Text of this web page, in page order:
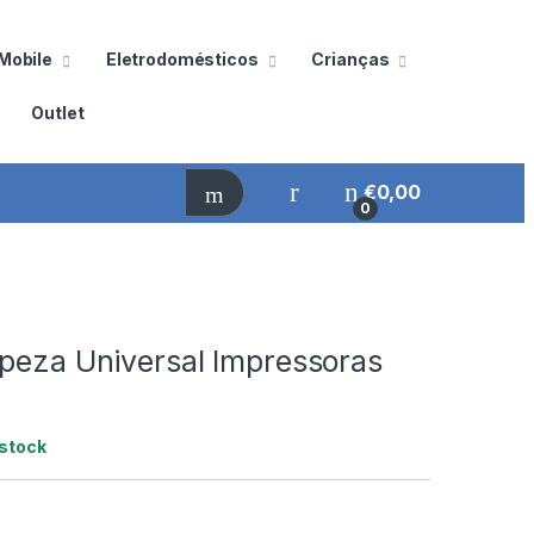
Eletrodomésticos Crianças
Outlet
0
€0,00
Universal Impressoras